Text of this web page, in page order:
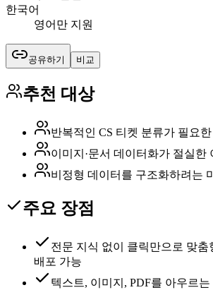
한국어
영어만 지원
공유하기 비교
추천 대상
반복적인 CS 티켓 분류가 필요
이미지·문서 데이터화가 절실한
비정형 데이터를 구조화하려는
주요 장점
전문 지식 없이 클릭만으로 맞춤
배포 가능
텍스트, 이미지, PDF를 아우르는